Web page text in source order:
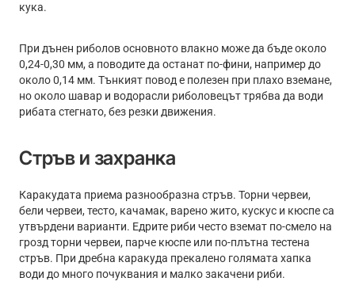
кука.
При дънен риболов основното влакно може да бъде около
0,24-0,30 мм, а поводите да останат по-фини, например до
около 0,14 мм. Тънкият повод е полезен при плахо вземане,
но около шавар и водорасли риболовецът трябва да води
рибата стегнато, без резки движения.
Стръв и захранка
Каракудата приема разнообразна стръв. Торни червеи,
бели червеи, тесто, качамак, варено жито, кускус и кюспе са
утвърдени варианти. Едрите риби често вземат по-смело на
грозд торни червеи, парче кюспе или по-плътна тестена
стръв. При дребна каракуда прекалено голямата хапка
води до много почуквания и малко закачени риби.